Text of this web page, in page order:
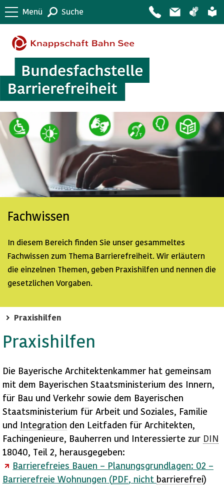
Menü Suche
Fachwissen
In diesem Bereich finden Sie unser gesammeltes
Fachwissen zum Thema Barrierefreiheit. Wir erläutern
die einzelnen Themen, geben Praxishilfen und nennen die
gesetzlichen Vorgaben.
Praxishilfen
Praxishilfen
Die Bayerische Architektenkammer hat gemeinsam
mit dem Bayerischen Staatsministerium des Innern,
für Bau und Verkehr sowie dem Bayerischen
Staatsministerium für Arbeit und Soziales, Familie
und Integration den Leitfaden für Architekten,
Fachingenieure, Bauherren und Interessierte zur DIN
18040, Teil 2, herausgegeben:
Barrierefreies Bauen – Planungsgrundlagen: 02 –
Barrierefreie Wohnungen (PDF, nicht barrierefrei)